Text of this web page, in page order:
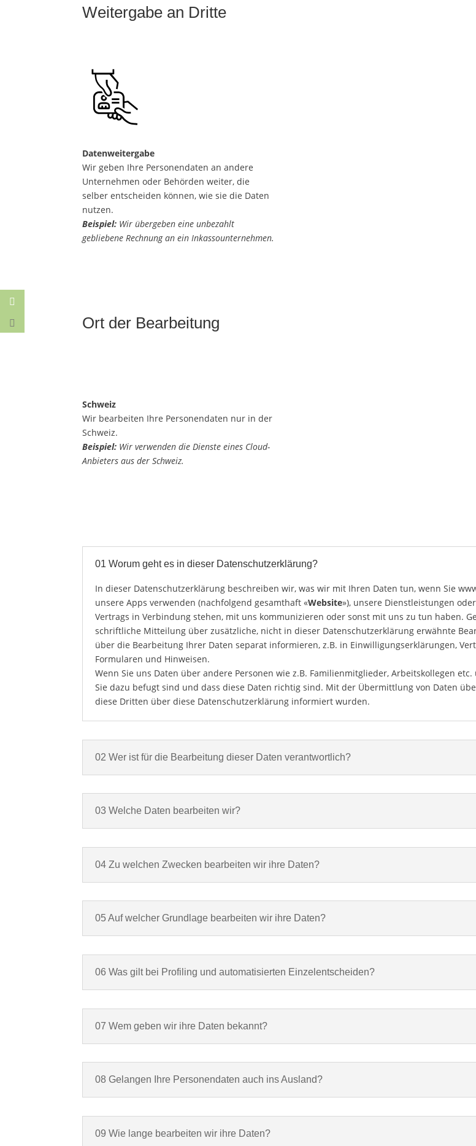
Weitergabe an Dritte
Datenweitergabe
Wir geben Ihre Personendaten an andere
Unternehmen oder Behörden weiter, die
selber entscheiden können, wie sie die Daten
nutzen.
Beispiel: Wir übergeben eine unbezahlt
gebliebene Rechnung an ein Inkassounternehmen.
Ort der Bearbeitung
Schweiz
Wir bearbeiten Ihre Personendaten nur in der
Schweiz.
Beispiel: Wir verwenden die Dienste eines Cloud-
Anbieters aus der Schweiz.
01 Worum geht es in dieser Datenschutzerklärung?
In dieser Datenschutzerklärung beschreiben wir, was wir mit Ihren Daten tun, wenn Sie
unsere Apps verwenden (nachfolgend gesamthaft «Website»), unsere Dienstleistungen
Vertrags in Verbindung stehen, mit uns kommunizieren oder sonst mit uns zu tun haben.
schriftliche Mitteilung über zusätzliche, nicht in dieser Datenschutzerklärung erwähnte
über die Bearbeitung Ihrer Daten separat informieren, z.B. in Einwilligungserklärungen,
Formularen und Hinweisen.
Wenn Sie uns Daten über andere Personen wie z.B. Familienmitglieder, Arbeitskollegen
Sie dazu befugt sind und dass diese Daten richtig sind. Mit der Übermittlung von Daten
diese Dritten über diese Datenschutzerklärung informiert wurden.
02 Wer ist für die Bearbeitung dieser Daten verantwortlich?
03 Welche Daten bearbeiten wir?
04 Zu welchen Zwecken bearbeiten wir ihre Daten?
05 Auf welcher Grundlage bearbeiten wir ihre Daten?
06 Was gilt bei Profiling und automatisierten Einzelentscheiden?
07 Wem geben wir ihre Daten bekannt?
08 Gelangen Ihre Personendaten auch ins Ausland?
09 Wie lange bearbeiten wir ihre Daten?